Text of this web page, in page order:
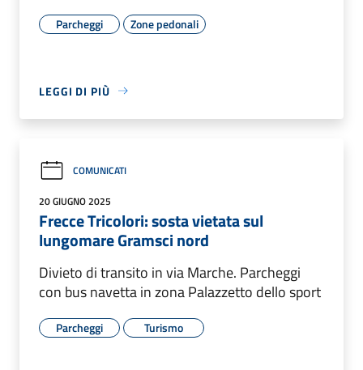
Parcheggi Zone pedonali
LEGGI DI PIÙ
COMUNICATI
20 GIUGNO 2025
Frecce Tricolori: sosta vietata sul
lungomare Gramsci nord
Divieto di transito in via Marche. Parcheggi
con bus navetta in zona Palazzetto dello sport
Parcheggi Turismo